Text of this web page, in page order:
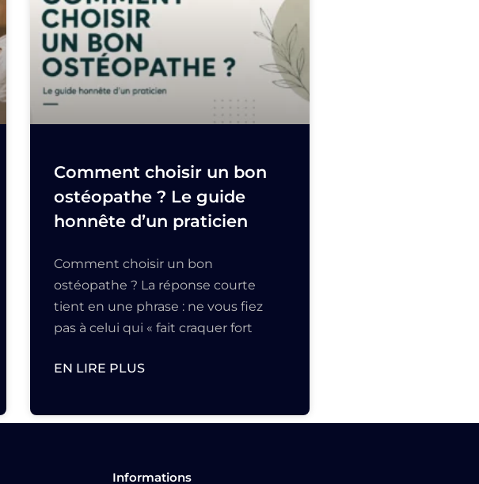
Comment choisir un bon
ostéopathe ? Le guide
honnête d’un praticien
Comment choisir un bon
ostéopathe ? La réponse courte
tient en une phrase : ne vous fiez
pas à celui qui « fait craquer fort
EN LIRE PLUS
Informations